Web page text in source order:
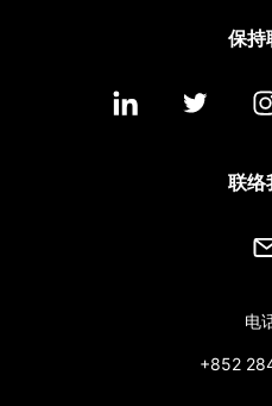
保持
联络
电
+852